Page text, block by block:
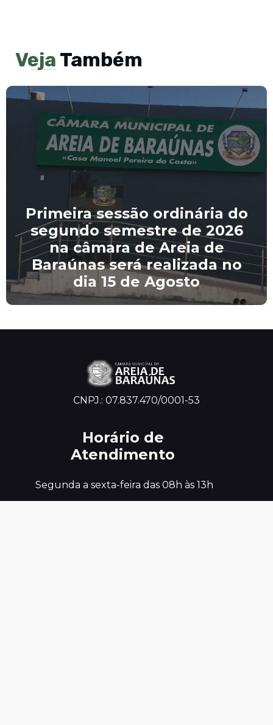
Veja Também
Primeira sessão ordinária do
segundo semestre de 2026
na câmara de Areia de
Baraúnas será realizada no
dia 15 de Agosto
CNPJ.: 07.837.470/0001-53
Horário de
Atendimento
Segunda a sexta-feira das 08h às 13h